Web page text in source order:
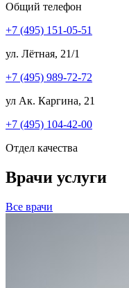
Общий телефон
+7 (495) 151-05-51
ул. Лётная, 21/1
+7 (495) 989-72-72
ул Ак. Каргина, 21
+7 (495) 104-42-00
Отдел качества
Врачи услуги
Все врачи